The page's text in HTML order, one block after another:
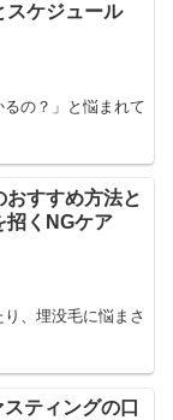
スケジュール
るの？」と悩まれて
おすすめ方法と
招くNGケア
、埋没毛に悩まさ
ティングの口